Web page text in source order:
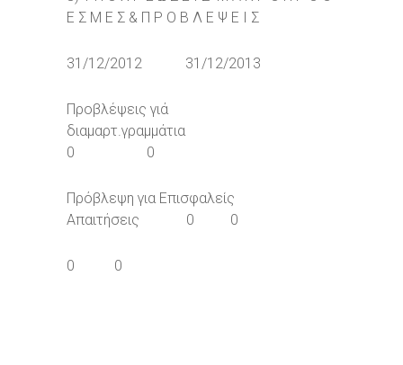
Ε Σ Μ Ε Σ & Π Ρ Ο Β Λ Ε Ψ Ε Ι Σ
31/12/2012 31/12/2013
Προβλέψεις γιά
διαμαρτ.γραμμάτια
0 0
Πρόβλεψη για Επισφαλείς
Απαιτήσεις 0 0
0 0